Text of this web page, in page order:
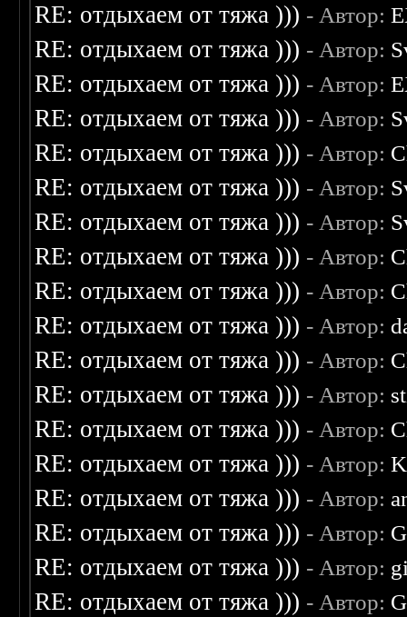
RE: отдыхаем от тяжа ))) - Автор:
RE: отдыхаем от тяжа ))) - Автор:
RE: отдыхаем от тяжа ))) - Автор:
RE: отдыхаем от тяжа ))) - Автор:
RE: отдыхаем от тяжа ))) - Автор:
RE: отдыхаем от тяжа ))) - Автор:
RE: отдыхаем от тяжа ))) - Автор:
RE: отдыхаем от тяжа ))) - Автор:
RE: отдыхаем от тяжа ))) - Автор:
RE: отдыхаем от тяжа ))) - Автор:
RE: отдыхаем от тяжа ))) - Автор:
RE: отдыхаем от тяжа ))) - Автор:
RE: отдыхаем от тяжа ))) - Автор:
RE: отдыхаем от тяжа ))) - Автор:
RE: отдыхаем от тяжа ))) - Автор:
RE: отдыхаем от тяжа ))) - Автор:
RE: отдыхаем от тяжа ))) - Автор:
RE: отдыхаем от тяжа ))) - Автор: